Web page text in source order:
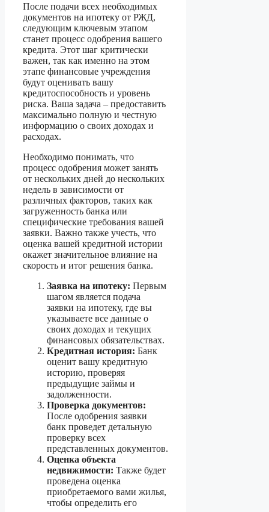
После подачи всех необходимых
документов на ипотеку от РЖД,
следующим ключевым этапом
станет процесс одобрения вашего
кредита. Этот шаг критически
важен, так как именно на этом
этапе финансовые учреждения
будут оценивать вашу
кредитоспособность и уровень
риска. Ваша задача – предоставить
максимально полную и честную
информацию о своих доходах и
расходах.
Необходимо понимать, что
процесс одобрения может занять
от нескольких дней до нескольких
недель в зависимости от
различных факторов, таких как
загруженность банка или
специфические требования вашей
заявки. Важно также учесть, что
оценка вашей кредитной истории
окажет значительное влияние на
скорость и итог решения банка.
Заявка на ипотеку: Первым
шагом является подача
заявки на ипотеку, где вы
указываете все данные о
своих доходах и текущих
финансовых обязательствах.
Кредитная история: Банк
оценит вашу кредитную
историю, проверяя
предыдущие займы и
задолженности.
Проверка документов:
После одобрения заявки
банк проведет детальную
проверку всех
представленных документов.
Оценка объекта
недвижимости: Также будет
проведена оценка
приобретаемого вами жилья,
чтобы определить его